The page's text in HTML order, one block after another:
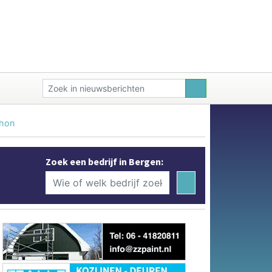
Zoek een bedrijf in Bergen: